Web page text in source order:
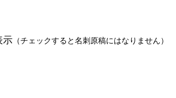
示 （チェックすると名刺原稿にはなりません）